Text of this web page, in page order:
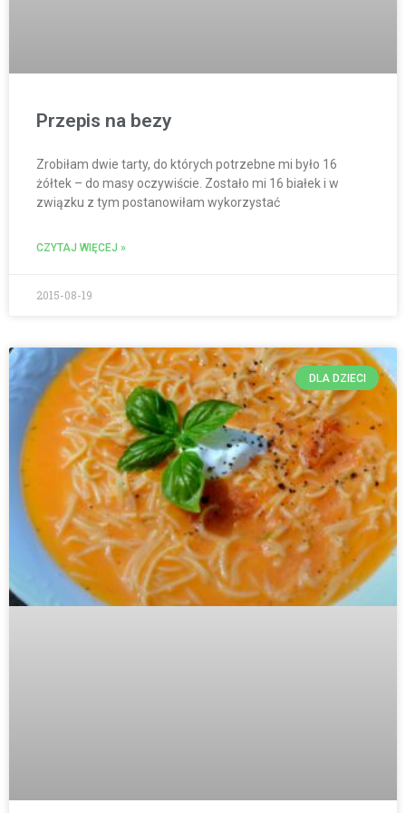
Przepis na bezy
Zrobiłam dwie tarty, do których potrzebne mi było 16
żółtek – do masy oczywiście. Zostało mi 16 białek i w
związku z tym postanowiłam wykorzystać
CZYTAJ WIĘCEJ »
2015-08-19
DLA DZIECI